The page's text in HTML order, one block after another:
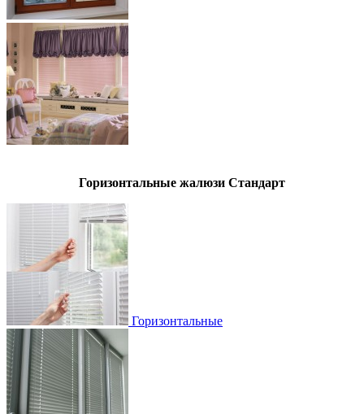
Горизонтальные жалюзи Стандарт
Горизонтальные